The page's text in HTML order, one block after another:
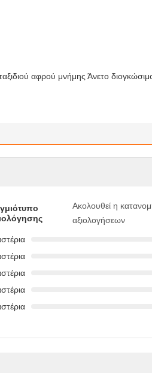
αφρού μνήμης Άνετο
Ακολουθεί η
αξιολογήσεων